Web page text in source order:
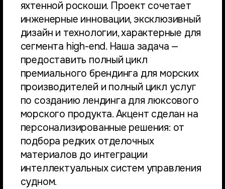
яхтенной роскоши. Проект сочетает
инженерные инновации, эксклюзивный
дизайн и технологии, характерные для
сегмента high-end. Наша задача —
предоставить полный цикл
премиального брендинга для морских
производителей и полный цикл услуг
по созданию лендинга для люксового
морского продукта. Акцент сделан на
персонализированные решения: от
подбора редких отделочных
материалов до интеграции
интеллектуальных систем управления
судном.